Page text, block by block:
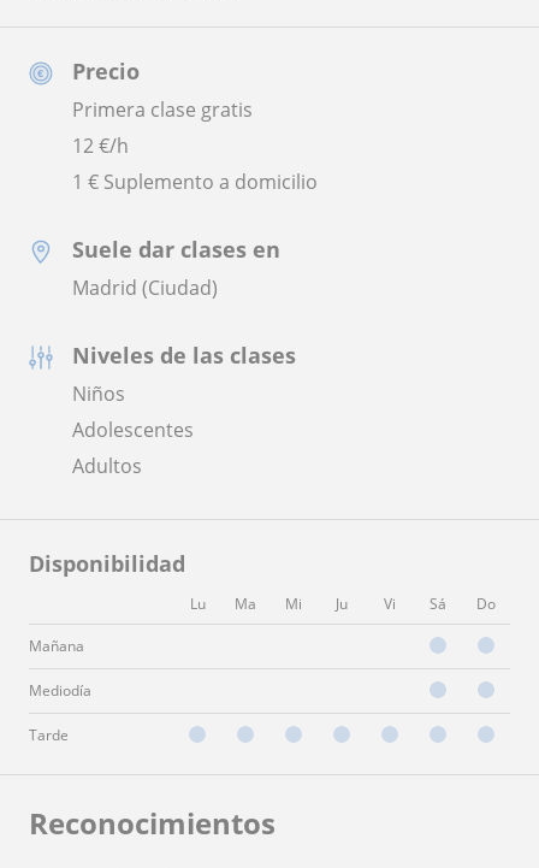
Precio
Primera clase gratis
12€/h
1 € Suplemento a domicilio
Suele dar clases en
Madrid (Ciudad)
Niveles de las clases
Niños
Adolescentes
Adultos
Disponibilidad
Lu Ma Mi Ju Vi Sá Do
Mañana
Mediodía
Tarde
Reconocimientos